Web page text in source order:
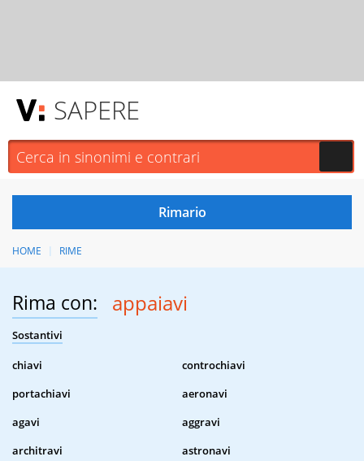
SAPERE
HOME RIME
Rima con: appaiavi
Sostantivi
chiavi
controchiavi
portachiavi
aeronavi
agavi
aggravi
architravi
astronavi